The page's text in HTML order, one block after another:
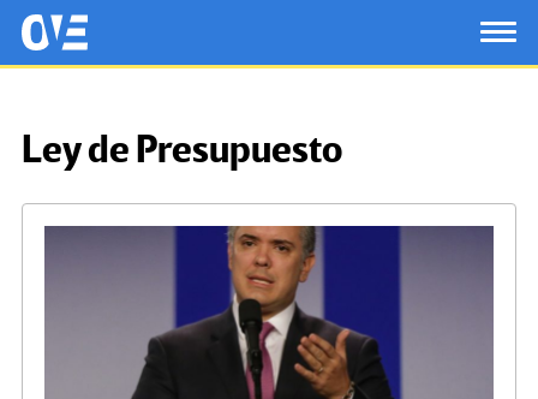
Saltar al contenido principal
OtrasVocesenEducacion.org
Ley de Presupuesto